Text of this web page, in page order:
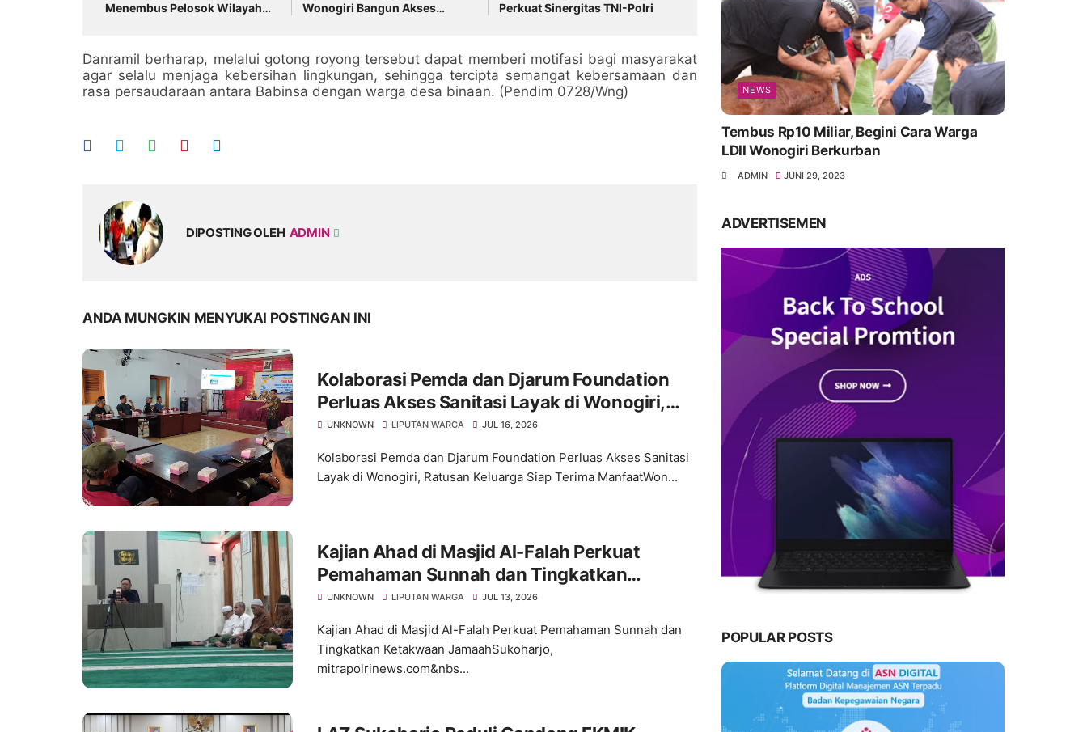
Menembus Pelosok Wilayah
Wonogiri Bangun Akses
Perkuat Sinergitas TNI-Polri
Danramil berharap, melalui gotong royong tersebut dapat memberi motifasi bagi masyarakat
agar selalu menjaga kebersihan lingkungan, sehingga tercipta semangat kebersamaan dan
rasa persaudaraan antara Babinsa dengan warga desa binaan. (Pendim 0728/Wng)
DIPOSTING OLEH ADMIN
ANDA MUNGKIN MENYUKAI POSTINGAN INI
Kolaborasi Pemda dan Djarum Foundation
Perluas Akses Sanitasi Layak di Wonogiri,
Ratusan Keluarga Siap Terima Manfaat
UNKNOWN LIPUTAN WARGA JUL 16, 2026
Kolaborasi Pemda dan Djarum Foundation Perluas Akses Sanitasi
Layak di Wonogiri, Ratusan Keluarga Siap Terima ManfaatWon...
Kajian Ahad di Masjid Al-Falah Perkuat
Pemahaman Sunnah dan Tingkatkan
Ketakwaan Jamaah
UNKNOWN LIPUTAN WARGA JUL 13, 2026
Kajian Ahad di Masjid Al-Falah Perkuat Pemahaman Sunnah dan
Tingkatkan Ketakwaan JamaahSukoharjo,
mitrapolrinews.com&nbs...
NEWS
Tembus Rp10 Miliar, Begini Cara Warga
LDII Wonogiri Berkurban
ADMIN JUNI 29, 2023
ADVERTISEMEN
POPULAR POSTS